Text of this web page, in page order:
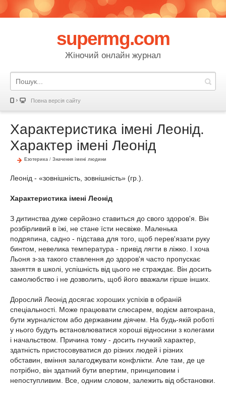
supermg.com
Жіночий онлайн журнал
Повна версія сайту
Характеристика імені Леонід.
Характер імені Леонід
Езотерика / Значення імені людини
Леонід - «зовнішність, зовнішність» (гр.).
Характеристика імені Леонід
З дитинства дуже серйозно ставиться до свого здоров'я. Він
розбірливий в їжі, не стане їсти несвіже. Маленька
подряпина, садно - підстава для того, щоб перев'язати руку
бинтом, невелика температура - привід лягти в ліжко. І хоча
Льоня з-за такого ставлення до здоров'я часто пропускає
заняття в школі, успішність від цього не страждає. Він досить
самолюбство і не дозволить, щоб його вважали гірше інших.
Дорослий Леонід досягає хороших успіхів в обраній
спеціальності. Може працювати слюсарем, водієм автокрана,
бути журналістом або державним діячем. На будь-якій роботі
у нього будуть встановлюватися хороші відносини з колегами
і начальством. Причина тому - досить гнучкий характер,
здатність пристосовуватися до різних людей і різних
обставин, вміння залагоджувати конфлікти. Але там, де це
потрібно, він здатний бути впертим, принциповим і
непоступливим. Все, одним словом, залежить від обстановки.